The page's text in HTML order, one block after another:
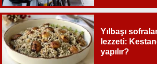
Yılbaşı
lezzeti:
yapılır?